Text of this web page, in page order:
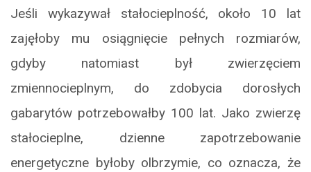
Jeśli wykazywał stałocieplność, około 10 lat
zajęłoby mu osiągnięcie pełnych rozmiarów,
gdyby natomiast był zwierzęciem
zmiennocieplnym, do zdobycia dorosłych
gabarytów potrzebowałby 100 lat. Jako zwierzę
stałocieplne, dzienne zapotrzebowanie
energetyczne byłoby olbrzymie, co oznacza, że